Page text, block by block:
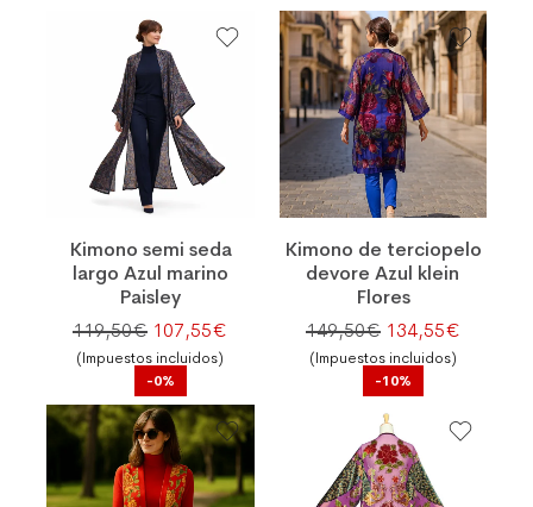
Kimono semi seda
largo Azul marino
Paisley
119,50€ El precio original era: 119,50€.
107,55€ El precio actual es: 107,55€.
(Impuestos incluidos)
-0%
Kimono de terciopelo
devore Azul klein
Flores
149,50€ El precio
134,55€El
(Impuestos incluidos)
-10%